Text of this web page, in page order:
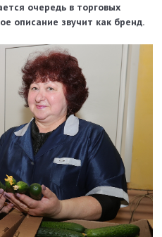
очередь в торговых
описание звучит как бренд.